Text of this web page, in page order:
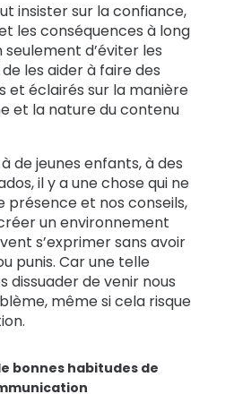
insister sur la confiance,
les conséquences à long
seulement d’éviter les
les aider à faire des
et éclairés sur la manière
et la nature du contenu
de jeunes enfants, à des
il y a une chose qui ne
présence et nos conseils,
un environnement
s’exprimer sans avoir
punis. Car une telle
dissuader de venir nous
même si cela risque
bonnes habitudes de